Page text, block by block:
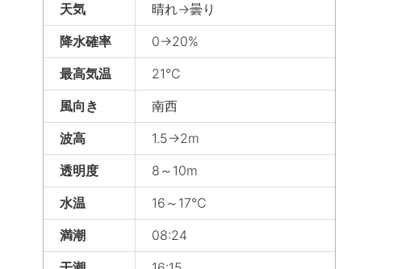
天気
晴れ→曇り
降水確率
0→20%
最高気温
21℃
風向き
南西
波高
1.5→2m
透明度
8～10m
水温
16～17℃
満潮
08:24